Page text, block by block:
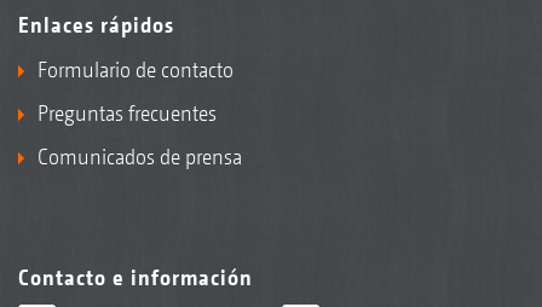
Enlaces rápidos
Formulario de contacto
Preguntas frecuentes
Comunicados de prensa
Contacto e información